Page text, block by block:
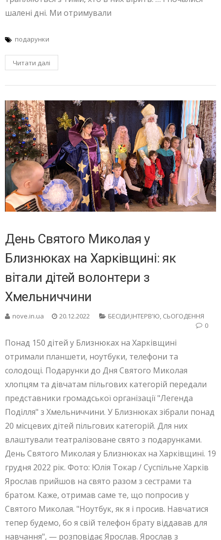
шалені дні. Ми отримували
подарунки
Читати далі
День Святого Миколая у
Близнюках на Харківщині: як
вітали дітей волонтери з
Хмельниччини
nove.in.ua 20.12.2022 БЕСIДИ,ІНТЕРВ'Ю, СЬОГОДЕННЯ
0
Понад 150 дітей у Близнюках на Харківщині
отримали планшети, ноутбуки, телефони та
солодощі. Подарунки до Дня Святого Миколая
хлопцям та дівчатам пільгових категорій передали
представники громадської організації "Легенда
Поділля" з Хмельниччини. У Близнюках зібрали понад
20 місцевих дітей пільгових категорій. Для них
влаштували театралізоване свято з подарунками.
День Святого Миколая у Близнюках на Харківщині. 19
грудня 2022 рік. Фото: Юлія Токар / Суспільне Харків
Ярослав прийшов на свято разом з сестрами та
братом. Каже, отримав саме те, що попросив у
Святого Миколая. "Ноутбук, як я і просив. Навчатися
тепер будемо, бо я свій телефон брату віддавав для
навчання", — розповідає Ярослав. Ярослав з